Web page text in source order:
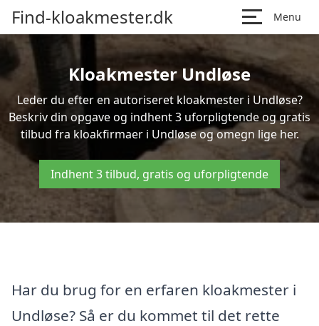
Find-kloakmester.dk Menu
Kloakmester Undløse
Leder du efter en autoriseret kloakmester i Undløse?
Beskriv din opgave og indhent 3 uforpligtende og gratis
tilbud fra kloakfirmaer i Undløse og omegn lige her.
Indhent 3 tilbud, gratis og uforpligtende
Har du brug for en erfaren kloakmester i
Undløse? Så er du kommet til det rette